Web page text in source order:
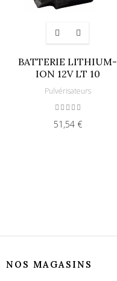
BATTERIE LITHIUM-
ION 12V LT 10
Pulvérisateurs
51,54 €
NOS MAGASINS